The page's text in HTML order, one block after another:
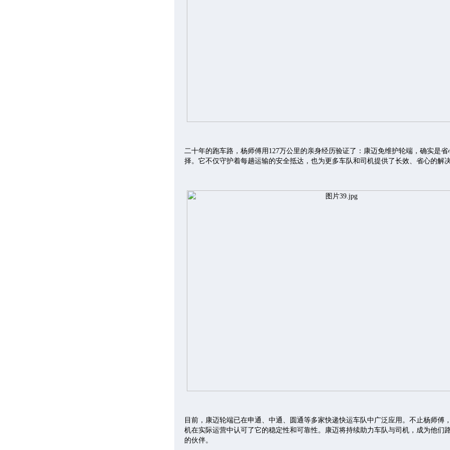
二十年的跑车路，杨师傅用127万公里的亲身经历验证了：康迈免维护轮端，确实是
择。它不仅守护着每趟运输的安全抵达，也为更多车队和司机提供了长效、省心的解决
目前，康迈轮端已在申通、中通、圆通等多家快递快运车队中广泛应用。不止杨师傅
机在实际运营中认可了它的稳定性和可靠性。康迈将持续助力车队与司机，成为他们
的伙伴。